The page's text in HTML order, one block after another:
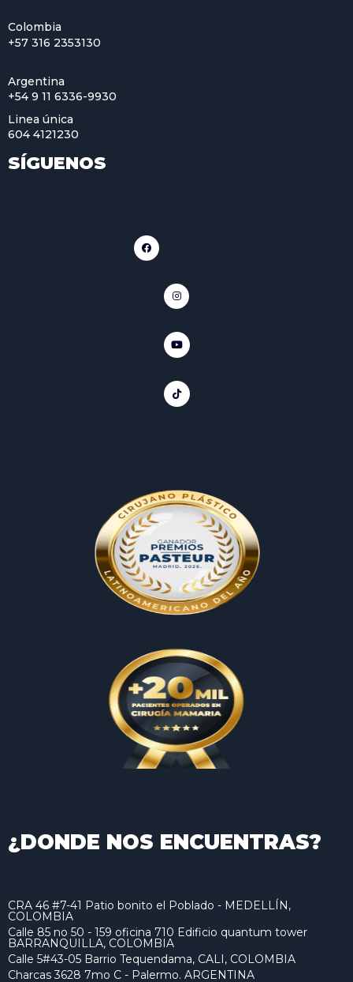
Colombia
+57 316 2353130
Argentina
+54 9 11 6336-9930
Linea única
604 4121230
SÍGUENOS
¿DONDE NOS ENCUENTRAS?
CRA 46 #7-41 Patio bonito el Poblado - MEDELLÍN,
COLOMBIA
Calle 85 no 50 - 159 oficina 710 Edificio quantum tower
BARRANQUILLA, COLOMBIA
Calle 5#43-05 Barrio Tequendama, CALI, COLOMBIA
Charcas 3628 7mo C - Palermo. ARGENTINA